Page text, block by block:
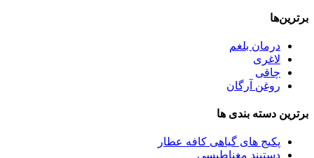
برترین‌ها
درمان بلغم
لاغری
چاقی
روغن آرگان
برترین‌ دسته بندی ها
پکیج های گیاهی کافه عطار
دستبند مغناطیسی